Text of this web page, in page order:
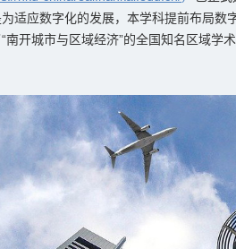
适应数字化的发展，本学科提前布局
开城市与区域经济”的全国知名区域学术